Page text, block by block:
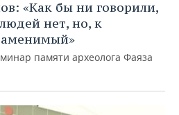
«Как бы ни говорили,
нет, но, к
памяти археолога Фаяза